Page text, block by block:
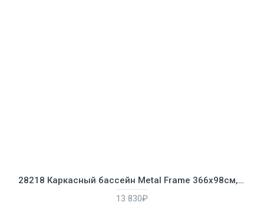
28218 Каркасный бассейн Metal Frame 366х98см, фильтр-насос 2006 л/ч, лестница, 9400л, 41кг
13 830₽